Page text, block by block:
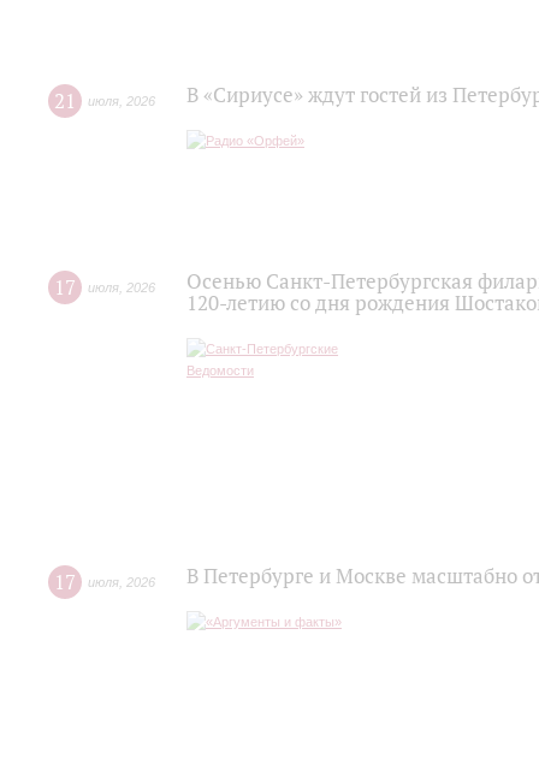
21 июля 2026 В «Сириусе» ждут гостей из
17 июля 2026
Осенью Санкт-Петербургская
120‑летию со дня рождения
17 июля 2026 В Петербурге и Москве масштабно